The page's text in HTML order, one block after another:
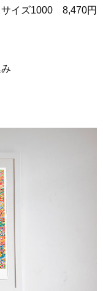
サイズ1000 8,470円